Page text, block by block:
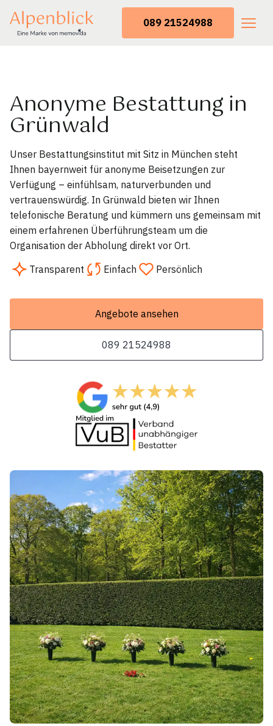
089 21524988
Anonyme Bestattung in
Grünwald
Unser Bestattungsinstitut mit Sitz in München steht
Ihnen bayernweit für anonyme Beisetzungen zur
Verfügung – einfühlsam, naturverbunden und
vertrauenswürdig. In Grünwald bieten wir Ihnen
telefonische Beratung und kümmern uns gemeinsam mit
einem erfahrenen Überführungsteam um die
Organisation der Abholung direkt vor Ort.
Transparent
Einfach Persönlich
Angebote ansehen
089 21524988